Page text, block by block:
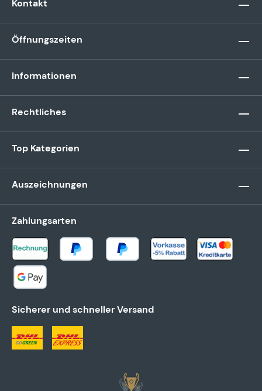
Kontakt
Öffnungszeiten
Informationen
Rechtliches
Top Kategorien
Auszeichnungen
Zahlungsarten
Sicherer und schneller Versand